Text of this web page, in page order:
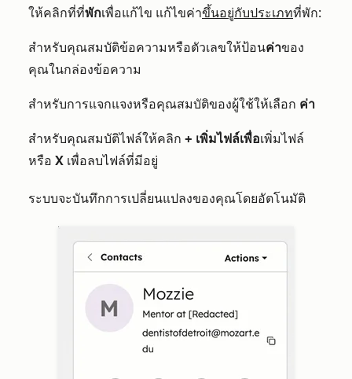
ให้คลิกที่ที่พักเพื่อแก้ไข แก้ไขค่าขึ้นอยู่กับประเภทที่พัก:
สำหรับคุณสมบัติข้อความหรือตัวเลขให้ป้อนค่าของ
คุณในกล่องข้อความ
สำหรับการแจกแจงหรือคุณสมบัติของผู้ใช้ให้เลือก ค่า
สำหรับคุณสมบัติไฟล์ให้คลิก + เพิ่มไฟล์เพื่อเพิ่มไฟล์
หรือ X เพื่อลบไฟล์ที่มีอยู่
ระบบจะบันทึกการเปลี่ยนแปลงของคุณโดยอัตโนมัติ